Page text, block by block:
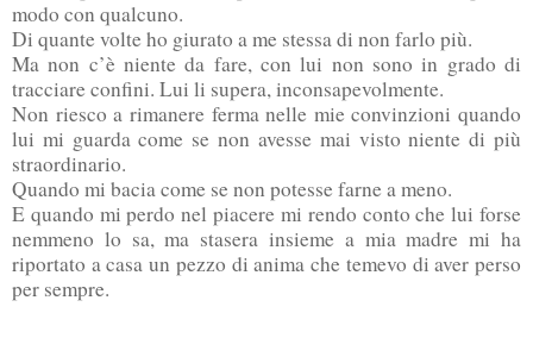
modo con qualcuno.
Di quante volte ho giurato a me stessa di non farlo più.
Ma non c’è niente da fare, con lui non sono in grado di
tracciare confini. Lui li supera, inconsapevolmente.
Non riesco a rimanere ferma nelle mie convinzioni quando
lui mi guarda come se non avesse mai visto niente di più
straordinario.
Quando mi bacia come se non potesse farne a meno.
E quando mi perdo nel piacere mi rendo conto che lui forse
nemmeno lo sa, ma stasera insieme a mia madre mi ha
riportato a casa un pezzo di anima che temevo di aver perso
per sempre.